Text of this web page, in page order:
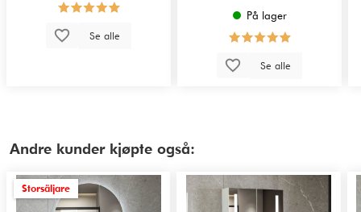
Se alle
På lager
Se alle
Andre kunder kjøpte også:
Storsäljare